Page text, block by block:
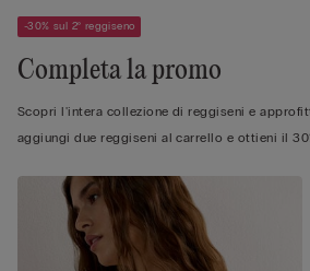
-30% sul 2° reggiseno
Completa la promo
Scopri l'intera collezione di reggiseni e
aggiungi due reggiseni al carrello e ottieni il